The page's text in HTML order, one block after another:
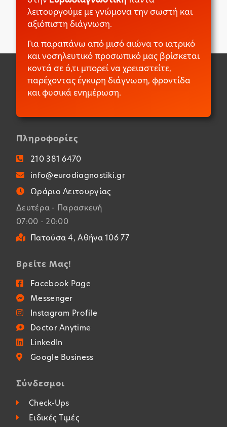
λειτουργούμε με γνώμονα την σωστή και
αξιόπιστη διάγνωση.
Για παραπάνω από μισό αιώνα το ιατρικό
και νοσηλευτικό προσωπικό μας βρίσκεται
κοντά σε ό,τι μπορεί να χρειαστείτε,
παρέχοντας έγκυρη διάγνωση, φροντίδα
και φυσικά ενημέρωση.
Πληροφορίες
210 381 6470
info@eurodiagnostiki.gr
Ωράριο Λειτουργίας
Δευτέρα - Παρασκευή
07:00 - 20:00
Πατούσα 4, Αθήνα 106 77
Βρείτε Μας!
Facebook Page
Messenger
Instagram Profile
Doctor Anytime
LinkedIn
Google Business
Σύνδεσμοι
Check-Ups
Ειδικές Τιμές